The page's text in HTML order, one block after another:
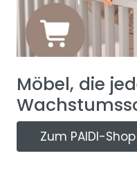
Möbel, die
Zum PAIDI-Shop